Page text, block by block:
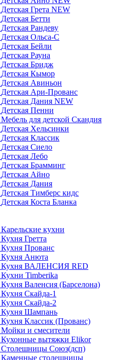
Детская Грета NEW
Детская Бетти
Детская Рандеву
Детская Ольса-С
Детская Бейли
Детская Рауна
Детская Бридж
Детская Кымор
Детская Авиньон
Детская Ари-Прованс
Детская Дания NEW
Детская Пенни
Мебель для детской Скандия
Детская Хельсинки
Детская Классик
Детская Сиело
Детская Лебо
Детская Брамминг
Детская Айно
Детская Дания
Детская Тимберс кидс
Детская Коста Бланка
Карельские кухни
Кухня Гретта
Кухня Прованс
Кухня Анюта
Кухня ВАЛЕНСИЯ RED
Кухни Timberika
Кухня Валенсия (Барселона)
Кухня Скайда-1
Кухня Скайда-2
Кухня Шампань
Кухня Классик (Прованс)
Мойки и смесители
Кухонные вытяжки Elikor
Столешницы Союз(дсп)
Каменные столешницы